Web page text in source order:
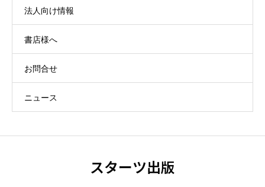
法人向け情報
書店様へ
お問合せ
ニュース
スターツ出版